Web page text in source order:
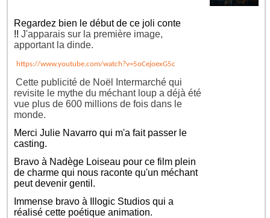
Regardez bien le début de ce joli conte
!!J'apparais sur la première image,
apportant la dinde.
https://www.youtube.com/watch?v=5oCejoexG5c
Cette publicité de Noël Intermarché qui
revisite le mythe du méchant loup a déjà été
vue plus de 600 millions de fois dans le
monde.
MerciJulie Navarro qui m'a fait passer le
casting.
Bravo à Nadège Loiseau pour ce film plein
de charme qui nous raconte qu'un méchant
peut devenir gentil.
Immense bravo à Illogic Studios qui a
réalisé cette poétique animation.